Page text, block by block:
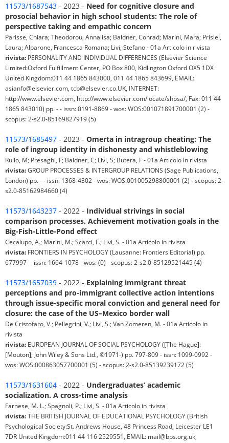
11573/1687543 - 2023 - Need for cognitive closure and
prosocial behavior in high school students: The role of
perspective taking and empathic concern
Parisse, Chiara; Theodorou, Annalisa; Baldner, Conrad; Marini, Mara; Prislei,
Laura; Alparone, Francesca Romana; Livi, Stefano - 01a Articolo in rivista
rivista: PERSONALITY AND INDIVIDUAL DIFFERENCES (Elsevier Science
Limited:Oxford Fulfillment Center, PO Box 800, Kidlington Oxford OX5 1DX
United Kingdom:011 44 1865 843000, 011 44 1865 843699, EMAIL:
asianfo@elsevier.com, tcb@elsevier.co.UK, INTERNET:
http://www.elsevier.com, http://www.elsevier.com/locate/shpsa/, Fax: 011 44
1865 843010) pp. - - issn: 0191-8869 - wos: WOS:001071891700001 (2) -
scopus: 2-s2.0-85169827919 (5)
11573/1685497 - 2023 - Omerta in intragroup cheating: The
role of ingroup identity in dishonesty and whistleblowing
Rullo, M; Presaghi, F; Baldner, C; Livi, S; Butera, F - 01a Articolo in rivista
rivista:GROUP PROCESSES & INTERGROUP RELATIONS (Sage Publications,
London) pp. - - issn: 1368-4302 - wos: WOS:001005298800001 (2) - scopus: 2-
s2.0-85162984660 (4)
11573/1643237 - 2022 - Individual strivings in social
comparison processes. Achievement motivation goals in the
Big-Fish-Little-Pond effect
Cecalupo, A.; Marini, M.; Scarci, F.; Livi, S. - 01a Articolo in rivista
rivista: FRONTIERS IN PSYCHOLOGY (Lausanne: Frontiers Editorial) pp.
677997- - issn: 1664-1078 - wos: (0) - scopus: 2-s2.0-85129521445 (4)
11573/1657039 - 2022 - Explaining immigrant threat
perceptions and pro-immigrant collective action intentions
through issue-specific moral conviction and general need for
closure: the case of the US–Mexico border wall
De Cristofaro, V.; Pellegrini, V.; Livi, S.; Van Zomeren, M. - 01a Articolo in
rivista
rivista: EUROPEAN JOURNAL OF SOCIAL PSYCHOLOGY ([The Hague]:
[Mouton]; John Wiley & Sons Ltd., ©1971-) pp. 797-809 - issn: 1099-0992 -
wos: WOS:000863057700001 (5) - scopus: 2-s2.0-85139239172 (5)
11573/1631604 - 2022 - Undergraduates’ academic
socialization. A cross-time analysis
Farnese, M. L.; Spagnoli, P.; Livi, S. - 01a Articolo in rivista
rivista:THE BRITISH JOURNAL OF EDUCATIONAL PSYCHOLOGY (British
Psychological Society:St. Andrews House, 48 Princess Road, Leicester LE1
7DR United Kingdom:011 44 116 2529551, EMAIL: mail@bps.org.uk,